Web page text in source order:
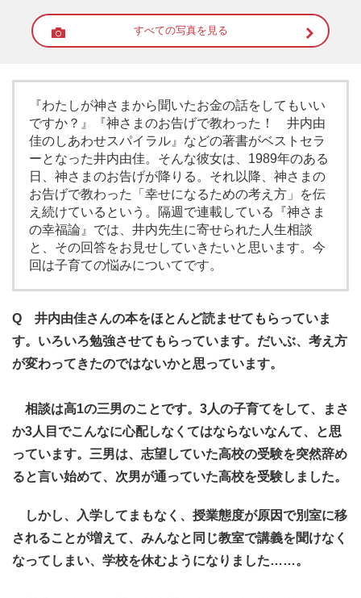
すべての写真を見る
『わたしが神さまから聞いたお金の話をしてもいい
ですか？』『神さまのお告げで教わった！ 井内由
佳のしあわせスパイラル』などの著書がベストセラ
ーとなった井内由佳。そんな彼女は、1989年のある
日、神さまのお告げが降りる。それ以降、神さまの
お告げで教わった「幸せになるための考え方」を伝
え続けているという。隔週で連載している『神さま
の幸福論』では、井内先生に寄せられた人生相談
と、その回答をお見せしていきたいと思います。今
回は子育ての悩みについてです。
Q 井内由佳さんの本をほとんど読ませてもらっていま
す。いろいろ勉強させてもらっています。だいぶ、考え方
が変わってきたのではないかと思っています。
相談は高1の三男のことです。3人の子育てをして、まさ
か3人目でこんなに心配しなくてはならないなんて、と思
っています。三男は、志望していた高校の受験を突然辞め
ると言い始めて、次男が通っていた高校を受験しました。
しかし、入学してまもなく、授業態度が原因で別室に移
されることが増えて、みんなと同じ教室で講義を聞けなく
なってしまい、学校を休むようになりました……。